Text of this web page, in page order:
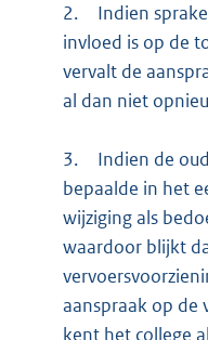
2.
Indien
invloed is op de
vervalt de
al dan niet
3.
Indien de
bepaalde in het
wijziging als
waardoor blijkt
aanspraak op de
kent het college